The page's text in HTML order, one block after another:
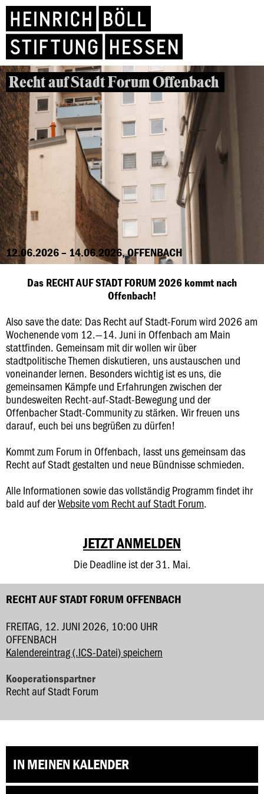
Recht auf Stadt Forum Offenbach
12.06.2026 – 14.06.2026, OFFENBACH
Das RECHT AUF STADT FORUM 2026 kommt nach
Offenbach!
Also save the date: Das Recht auf Stadt-Forum wird 2026 am
Wochenende vom 12.—14. Juni in Offenbach am Main
stattfinden. Gemeinsam mit dir wollen wir über
stadtpolitische Themen diskutieren, uns austauschen und
voneinander lernen. Besonders wichtig ist es uns, die
gemeinsamen Kämpfe und Erfahrungen zwischen der
bundesweiten Recht-auf-Stadt-Bewegung und der
Offenbacher Stadt-Community zu stärken. Wir freuen uns
darauf, euch bei uns begrüßen zu dürfen!
Kommt zum Forum in Offenbach, lasst uns gemeinsam das
Recht auf Stadt gestalten und neue Bündnisse schmieden.
Alle Informationen sowie das vollständig Programm findet ihr
bald auf derWebsite vom Recht auf Stadt Forum.
JETZT ANMELDEN
Die Deadline ist der 31. Mai.
RECHT AUF STADT FORUM OFFENBACH
FREITAG, 12. JUNI 2026, 10:00 UHR
OFFENBACH
Kalendereintrag (.ICS-Datei) speichern
Kooperationspartner
Recht auf Stadt Forum
IN MEINEN KALENDER